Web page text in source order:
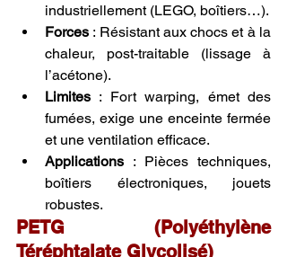
industriellement (LEGO, boîtiers…).
Forces : Résistant aux chocs et à la
chaleur, post-traitable (lissage à
l’acétone).
Limites : Fort warping, émet des
fumées, exige une enceinte fermée
et une ventilation efficace.
Applications : Pièces techniques,
boîtiers électroniques, jouets
robustes.
PETG (Polyéthylène
Téréphtalate Glycolisé)